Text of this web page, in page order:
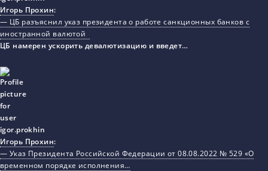
Игорь Прохин:
— ЦБ разъяснил указ президента о работе санкционных банков с
иностранной валютой
ЦБ намерен ускорить девалютизацию и введет…
Игорь Прохин:
— Указ Президента Российской Федерации от 08.08.2022 № 529 «О
временном порядке исполнения…